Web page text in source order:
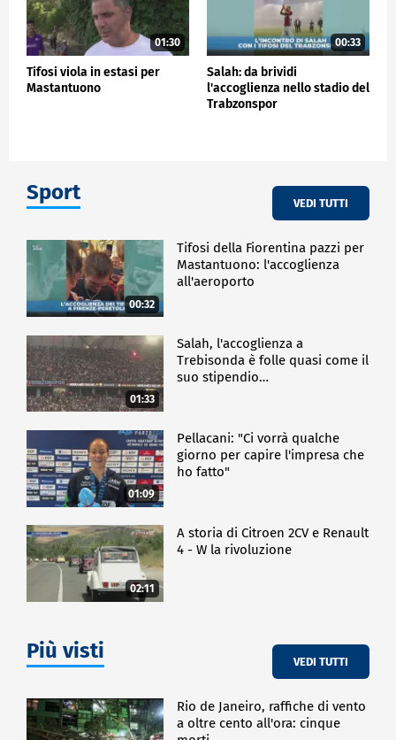
01:30
Tifosi viola in estasi per
Mastantuono
00:33
Salah: da brividi
l'accoglienza nello stadio del
Trabzonspor
Sport VEDI TUTTI
00:32
Tifosi della Fiorentina pazzi per
Mastantuono: l'accoglienza
all'aeroporto
01:33
Salah, l'accoglienza a
Trebisonda è folle quasi come il
suo stipendio…
01:09
Pellacani: "Ci vorrà qualche
giorno per capire l'impresa che
ho fatto"
02:11
A storia di Citroen 2CV e Renault
4 - W la rivoluzione
Più visti VEDI TUTTI
Rio de Janeiro, raffiche di vento
a oltre cento all'ora: cinque